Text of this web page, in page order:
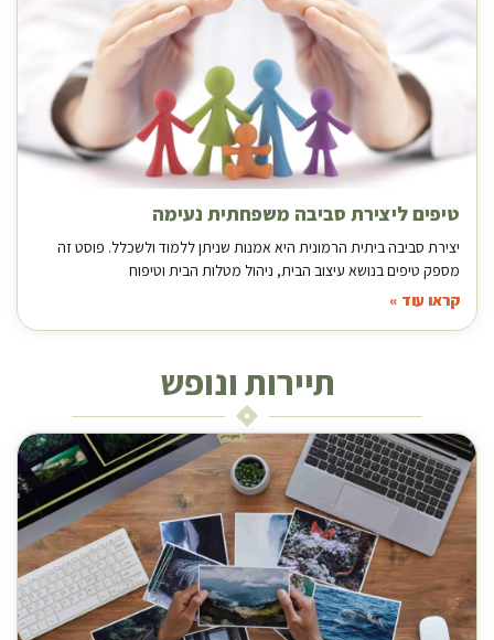
טיפים ליצירת סביבה משפחתית נעימה
יצירת סביבה ביתית הרמונית היא אמנות שניתן ללמוד ולשכלל. פוסט זה
מספק טיפים בנושא עיצוב הבית, ניהול מטלות הבית וטיפוח
קראו עוד »
תיירות ונופש